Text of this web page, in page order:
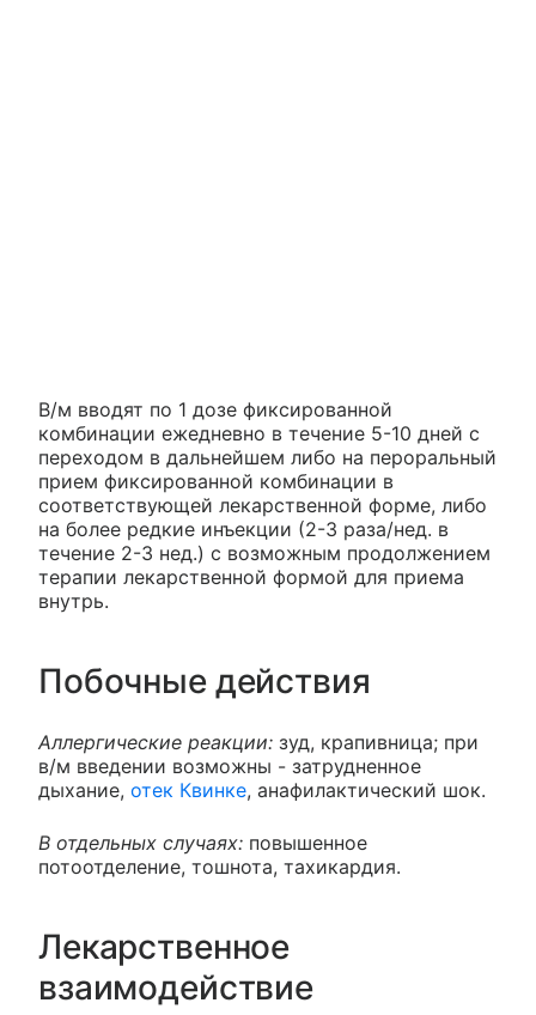
В/м вводят по 1 дозе фиксированной
комбинации ежедневно в течение 5-10 дней с
переходом в дальнейшем либо на пероральный
прием фиксированной комбинации в
соответствующей лекарственной форме, либо
на более редкие инъекции (2-3 раза/нед. в
течение 2-3 нед.) с возможным продолжением
терапии лекарственной формой для приема
внутрь.
Побочные действия
Аллергические реакции: зуд, крапивница; при
в/м введении возможны - затрудненное
дыхание, отек Квинке, анафилактический шок.
В отдельных случаях: повышенное
потоотделение, тошнота, тахикардия.
Лекарственное
взаимодействие